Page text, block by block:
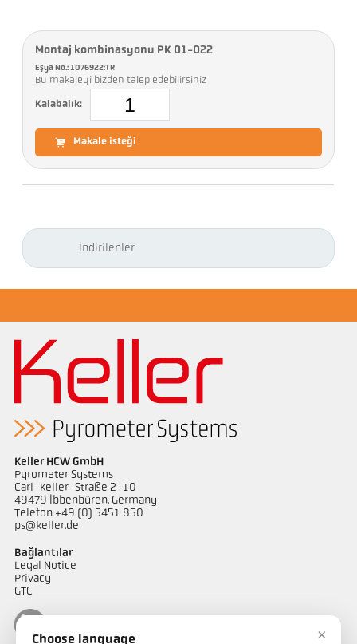
Montaj kombinasyonu PK 01-022
Eşya No.: 1076922:TR
Bu makaleyi bizden talep edebilirsiniz
Kalabalık:
Makale isteği
İndirilenler
Keller HCW GmbH
Pyrometer Systems
Carl-Keller-Straße 2-10
49479 Ibbenbüren, Germany
Telefon +49 (0) 5451 850
ps@keller.de
Bağlantılar
Legal Notice
Privacy
GTC
×
Choose language